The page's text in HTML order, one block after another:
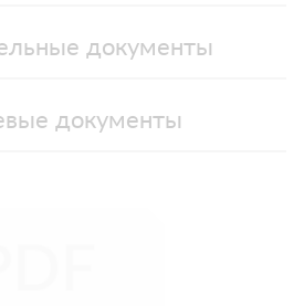
документы
документы